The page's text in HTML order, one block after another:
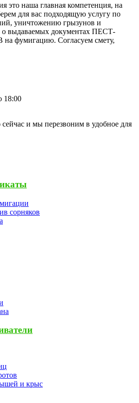
это наша главная компетенция, на
для вас подходящую услугу по
уничтожению грызунов и
о выдаваемых документах ПЕСТ-
фумигацию. Согласуем смету,
18:00
сейчас и мы перезвоним в удобное для
сорняков
и крыс